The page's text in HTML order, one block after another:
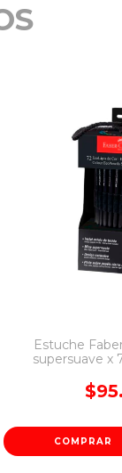
Estuche
supersuave x